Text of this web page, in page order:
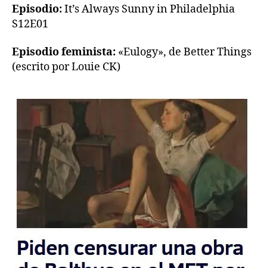
Episodio:It’s Always Sunny in Philadelphia
S12E01
Episodio feminista: «Eulogy», de Better Things
(escrito por Louie CK)